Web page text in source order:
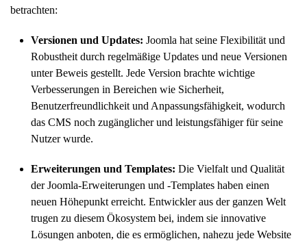
betrachten:
Versionen und Updates: Joomla hat seine Flexibilität und
Robustheit durch regelmäßige Updates und neue Versionen
unter Beweis gestellt. Jede Version brachte wichtige
Verbesserungen in Bereichen wie Sicherheit,
Benutzerfreundlichkeit und Anpassungsfähigkeit, wodurch
das CMS noch zugänglicher und leistungsfähiger für seine
Nutzer wurde.
Erweiterungen und Templates: Die Vielfalt und Qualität
der Joomla-Erweiterungen und -Templates haben einen
neuen Höhepunkt erreicht. Entwickler aus der ganzen Welt
trugen zu diesem Ökosystem bei, indem sie innovative
Lösungen anboten, die es ermöglichen, nahezu jede Website